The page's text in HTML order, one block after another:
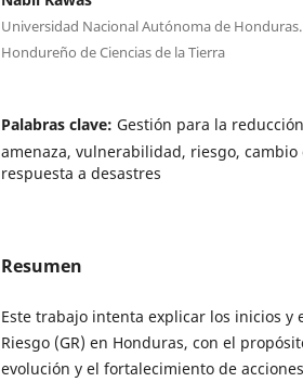
Universidad Nacional Autónoma de
Hondureño de Ciencias de la Tierra
Palabras clave: Gestión para la
amenaza, vulnerabilidad, riesgo,
respuesta a desastres
Resumen
Este trabajo intenta explicar los inicios y
Riesgo (GR) en Honduras, con el
evolución y el fortalecimiento de